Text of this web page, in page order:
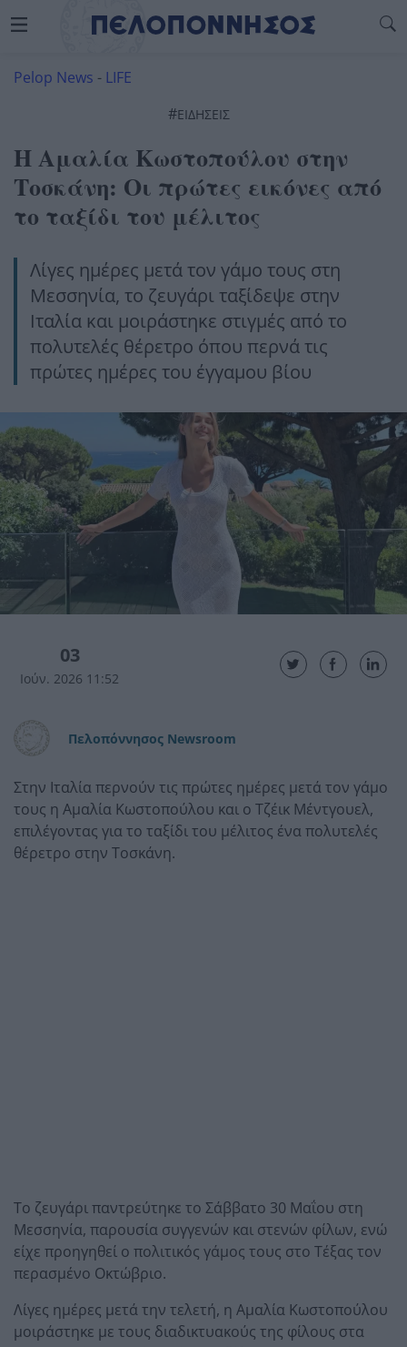
Pelop News - LIFE
#ΕΙΔΗΣΕΙΣ
Η Αμαλία Κωστοπούλου στην
Τοσκάνη: Οι πρώτες εικόνες από
το ταξίδι του μέλιτος
Λίγες ημέρες μετά τον γάμο τους στη
Μεσσηνία, το ζευγάρι ταξίδεψε στην
Ιταλία και μοιράστηκε στιγμές από το
πολυτελές θέρετρο όπου περνά τις
πρώτες ημέρες του έγγαμου βίου
03
Ιούν. 2026 11:52
Πελοπόννησος Newsroom
Στην Ιταλία περνούν τις πρώτες ημέρες μετά τον γάμο
τους η Αμαλία Κωστοπούλου και ο Τζέικ Μέντγουελ,
επιλέγοντας για το ταξίδι του μέλιτος ένα πολυτελές
θέρετρο στην Τοσκάνη.
Το ζευγάρι παντρεύτηκε το Σάββατο 30 Μαΐου στη
Μεσσηνία, παρουσία συγγενών και στενών φίλων, ενώ
είχε προηγηθεί ο πολιτικός γάμος τους στο Τέξας τον
περασμένο Οκτώβριο.
Λίγες ημέρες μετά την τελετή, η Αμαλία Κωστοπούλου
μοιράστηκε με τους διαδικτυακούς της φίλους στα